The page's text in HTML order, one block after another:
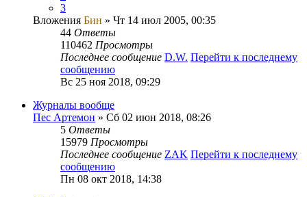
3
Вложения Бин » Чт 14 июл 2005, 00:35
44 Ответы
110462 Просмотры
Последнее сообщение D.W. Перейти к последнему
сообщению
Вс 25 ноя 2018, 09:29
Журналы вообще
Пес Артемон » Сб 02 июн 2018, 08:26
5 Ответы
15979 Просмотры
Последнее сообщение ZAK Перейти к последнему
сообщению
Пн 08 окт 2018, 14:38